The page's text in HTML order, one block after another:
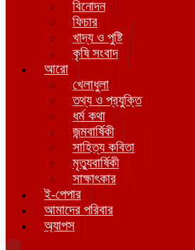
বিনোদন
ফিচার
খাদ্য ও পুষ্টি
কৃষি সংবাদ
আরো
খেলাধুলা
তথ্য ও প্রযুক্তি
ধর্ম কথা
জন্মবার্ষিকী
সাহিত্য কবিতা
মৃত্যুবার্ষিকী
সাক্ষাৎকার
ই-পেপার
আমাদের পরিবার
অ্যাপস